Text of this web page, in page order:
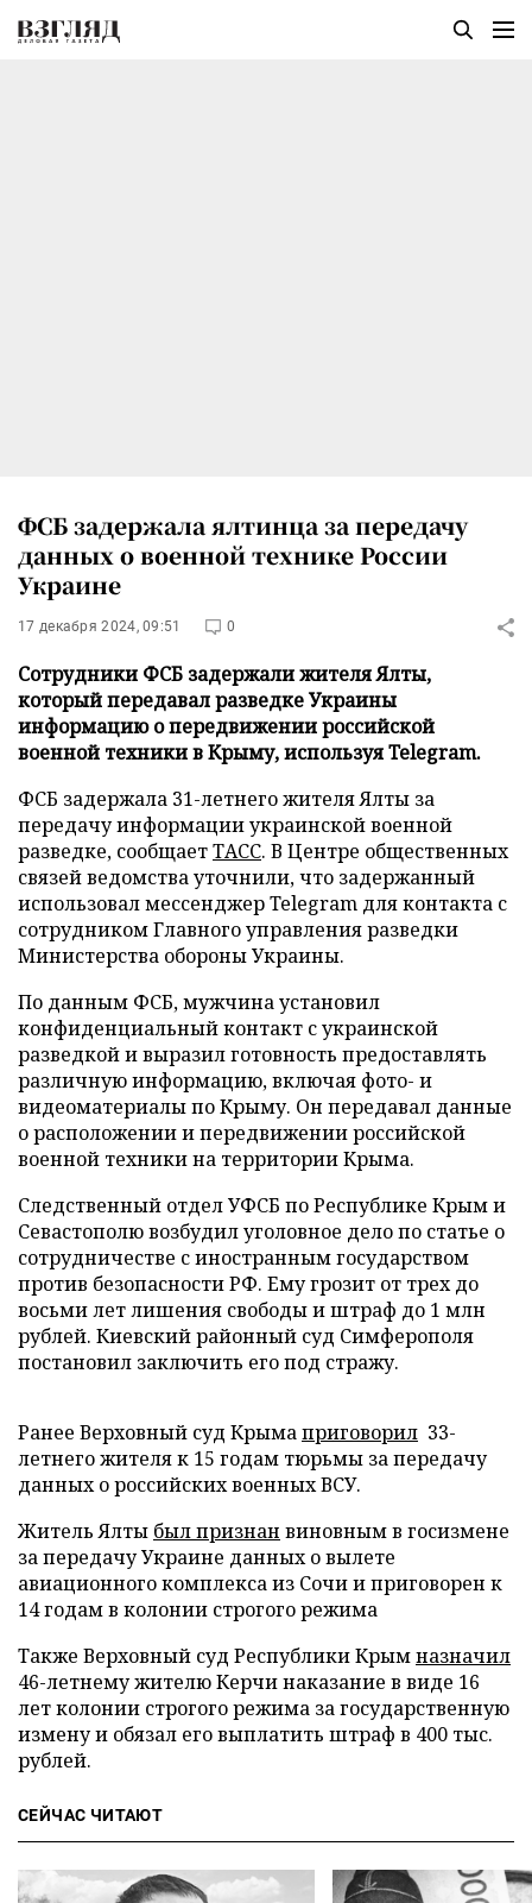
ФСБ задержала ялтинца за передачу
данных о военной технике России
Украине
17 декабря 2024, 09:51 0
Сотрудники ФСБ задержали жителя Ялты,
который передавал разведке Украины
информацию о передвижении российской
военной техники в Крыму, используя Telegram.
ФСБ задержала 31-летнего жителя Ялты за
передачу информации украинской военной
разведке, сообщаетТАСС. В Центре общественных
связей ведомства уточнили, что задержанный
использовал мессенджер Telegram для контакта с
сотрудником Главного управления разведки
Министерства обороны Украины.
По данным ФСБ, мужчина установил
конфиденциальный контакт с украинской
разведкой и выразил готовность предоставлять
различную информацию, включая фото- и
видеоматериалы по Крыму. Он передавал данные
о расположении и передвижении российской
военной техники на территории Крыма.
Следственный отдел УФСБ по Республике Крым и
Севастополю возбудил уголовное дело по статье о
сотрудничестве с иностранным государством
против безопасности РФ. Ему грозит от трех до
восьми лет лишения свободы и штраф до 1 млн
рублей. Киевский районный суд Симферополя
постановил заключить его под стражу.
Ранее Верховный суд Крымаприговорил 33-
летнего жителя к 15 годам тюрьмы за передачу
данных о российских военных ВСУ.
Житель Ялты был признан виновным в госизмене
за передачу Украине данных о вылете
авиационного комплекса из Сочи и приговорен к
14 годам в колонии строгого режима
Также Верховный суд Республики Крымназначил
46-летнему жителю Керчи наказание в виде 16
лет колонии строгого режима за государственную
измену и обязал его выплатить штраф в 400 тыс.
рублей.
СЕЙЧАС ЧИТАЮТ